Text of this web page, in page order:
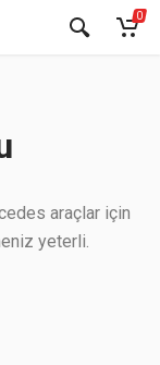
0
araçlar için
yeterli.